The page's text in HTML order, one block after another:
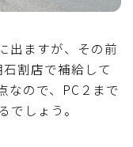
出ますが、その前
割店で補給して
なので、PC２まで
しょう。